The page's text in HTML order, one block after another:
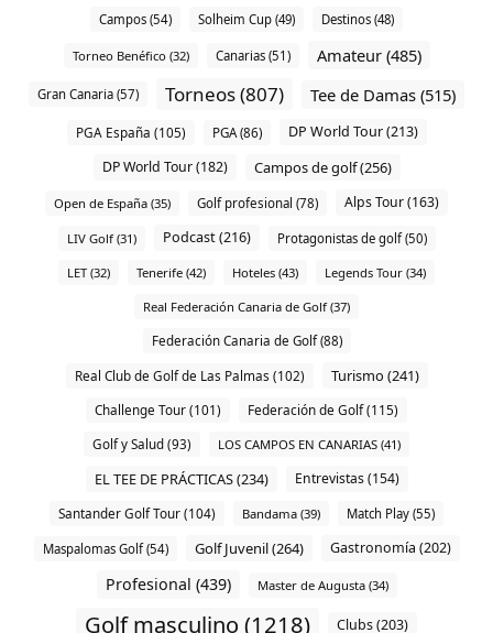
Campos (54) Solheim Cup (49) Destinos (48)
Torneo Benéfico (32) Canarias (51) Amateur (485)
Gran Canaria (57) Torneos (807) Tee de Damas (515)
PGA España (105) PGA (86)
DP World Tour (213)
DP World Tour (182)
Campos de golf (256)
Open de España (35) Golf profesional (78) Alps Tour (163)
LIV Golf (31) Podcast (216) Protagonistas de golf (50)
LET (32) Tenerife (42) Hoteles (43) Legends Tour (34)
Real Federación Canaria de Golf (37)
Federación Canaria de Golf (88)
Real Club de Golf de Las Palmas (102) Turismo (241)
Challenge Tour (101) Federación de Golf (115)
Golf y Salud (93) LOS CAMPOS EN CANARIAS (41)
EL TEE DE PRÁCTICAS (234) Entrevistas (154)
Santander Golf Tour (104) Bandama (39) Match Play (55)
Maspalomas Golf (54) Golf Juvenil (264) Gastronomía (202)
Profesional (439) Master de Augusta (34)
Golf masculino (1218) Clubs (203)